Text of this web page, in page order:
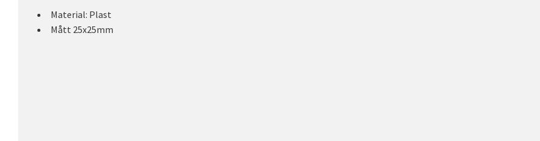
Material: Plast
Mått 25x25mm